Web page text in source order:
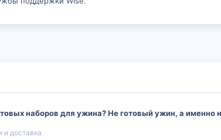
наборов для ужина? Не готовый ужин, а именно
и доставка